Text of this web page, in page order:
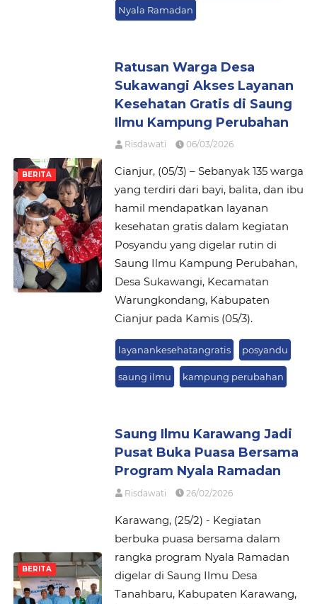
Nyala Ramadan
BERITA
Ratusan Warga Desa
Sukawangi Akses Layanan
Kesehatan Gratis di Saung
Ilmu Kampung Perubahan
Risdawati 06/03/2026
Cianjur, (05/3) – Sebanyak 135 warga
yang terdiri dari bayi, balita, dan ibu
hamil mendapatkan layanan
kesehatan gratis dalam kegiatan
Posyandu yang digelar rutin di
Saung Ilmu Kampung Perubahan,
Desa Sukawangi, Kecamatan
Warungkondang, Kabupaten
Cianjur pada Kamis (05/3).
layanankesehatangratis posyandu
saung ilmu kampung perubahan
BERITA
Saung Ilmu Karawang Jadi
Pusat Buka Puasa Bersama
Program Nyala Ramadan
Risdawati 26/02/2026
Karawang, (25/2) - Kegiatan
berbuka puasa bersama dalam
rangka program Nyala Ramadan
digelar di Saung Ilmu Desa
Tanahbaru, Kabupaten Karawang,